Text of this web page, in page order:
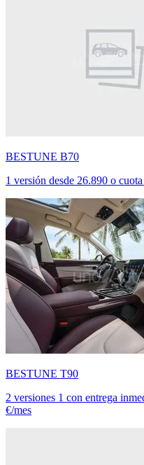
BESTUNE B70
1 versión desde 26.890 o
BESTUNE T90
2 versiones 1 con entrega
€/mes